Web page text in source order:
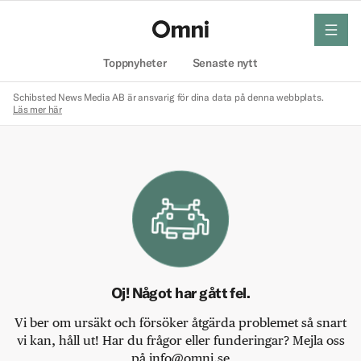
Toppnyheter Senaste nytt
meny
Schibsted News Media AB är ansvarig för dina data på denna webbplats.
Läs mer här
Oj! Något har gått fel.
Vi ber om ursäkt och försöker åtgärda problemet så snart
vi kan, håll ut! Har du frågor eller funderingar? Mejla oss